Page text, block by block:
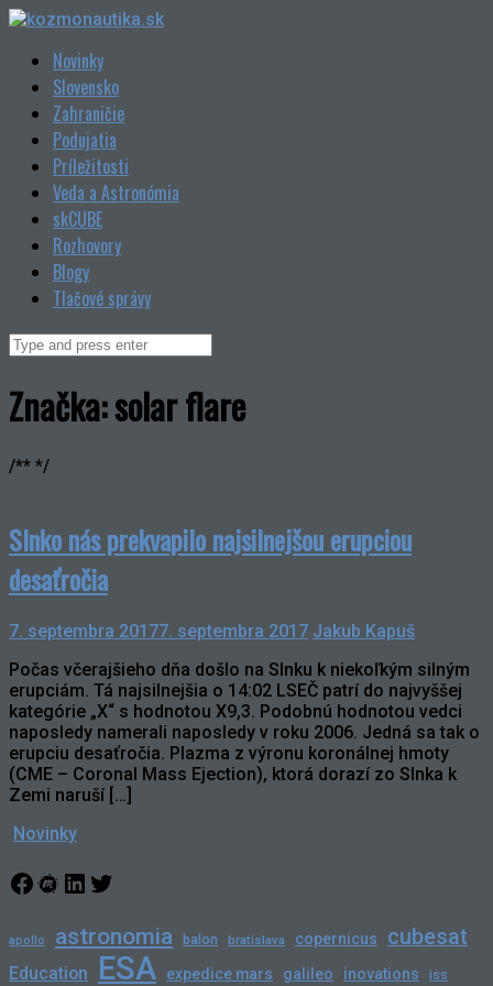
Skip
contentNovinky
Slovensko
Zahraničie
Podujatia
Príležitosti
Veda a Astronómia
skCUBE
Rozhovory
Blogy
Tlačové správy
Search
Značka:solar flare
/** */
Slnko nás prekvapilo najsilnejšou erupciou
desaťročia
7. septembra 20177. septembra 2017 Jakub Kapuš
Počas včerajšieho dňa došlo na Slnku k niekoľkým silným
erupciám. Tá najsilnejšia o 14:02 LSEČ patrí do najvyššej
kategórie „X“ s hodnotou X9,3. Podobnú hodnotou vedci
naposledy namerali naposledy v roku 2006. Jedná sa tak o
erupciu desaťročia. Plazma z výronu koronálnej hmoty
(CME – Coronal Mass Ejection), ktorá dorazí zo Slnka k
Zemi naruší […]
Novinky
Facebook
Meetup
LinkedIn
Twitter
apollo astronomia balon bratislava copernicus cubesat
Education ESA expedice mars galileo inovations iss